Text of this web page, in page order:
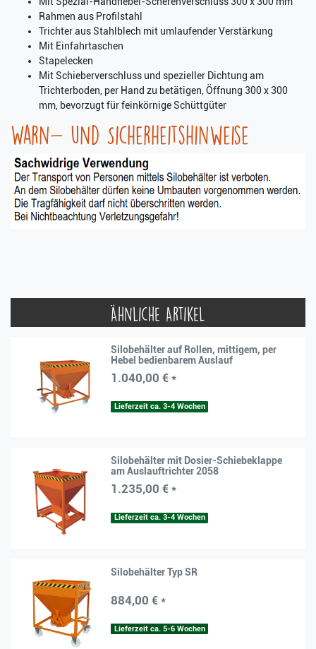
Rahmen aus Profilstahl
Trichter aus Stahlblech mit umlaufender Verstärkung
Mit Einfahrtaschen
Stapelecken
Mit Schieberverschluss und spezieller Dichtung am
Trichterboden, per Hand zu betätigen, Öffnung 300 x 300
mm, bevorzugt für feinkörnige Schüttgüter
Warn- und Sicherheitshinweise
Ähnliche Artikel
Silobehälter auf Rollen, mittigem, per
Hebel bedienbarem Auslauf
1.040,00 € *
Lieferzeit ca. 3-4 Wochen
Silobehälter mit Dosier-Schiebeklappe
am Auslauftrichter 2058
1.235,00 € *
Lieferzeit ca. 3-4 Wochen
Silobehälter Typ SR
884,00 € *
Lieferzeit ca. 5-6 Wochen